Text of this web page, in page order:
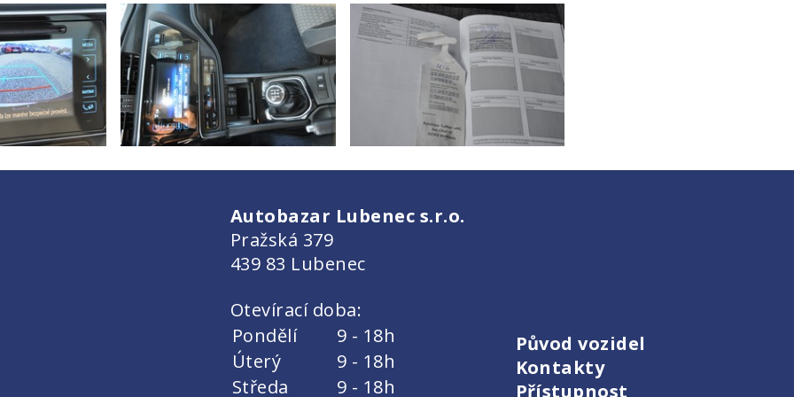
Autobazar Lubenec s.r.o.
Pražská 379
439 83 Lubenec
Otevírací doba:
Pondělí
9 - 18h
Úterý
9 - 18h
Středa
9 - 18h
Původ vozidel
Kontakty
Přístupnost